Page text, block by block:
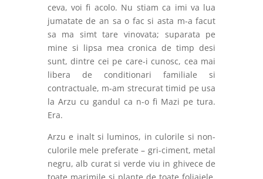
ceva, voi fi acolo. Nu stiam ca imi va lua
jumatate de an sa o fac si asta m-a facut
sa ma simt tare vinovata; suparata pe
mine si lipsa mea cronica de timp desi
sunt, dintre cei pe care-i cunosc, cea mai
libera de conditionari familiale si
contractuale, m-am strecurat timid pe usa
la Arzu cu gandul ca n-o fi Mazi pe tura.
Era.
Arzu e inalt si luminos, in culorile si non-
culorile mele preferate – gri-ciment, metal
negru, alb curat si verde viu in ghivece de